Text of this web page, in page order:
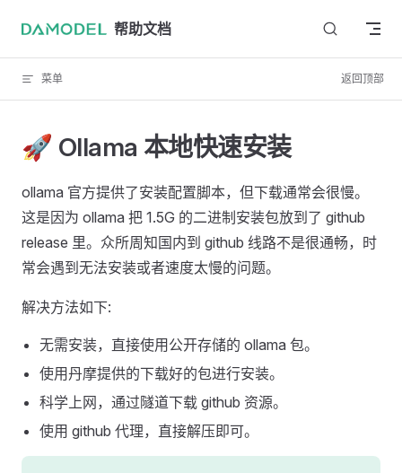
Skip to content 帮助文档
菜单 返回顶部
🚀 Ollama 本地快速安装
ollama 官方提供了安装配置脚本，但下载通常会很慢。
这是因为 ollama 把 1.5G 的二进制安装包放到了 github
release 里。众所周知国内到 github 线路不是很通畅，时
常会遇到无法安装或者速度太慢的问题。
解决方法如下:
无需安装，直接使用公开存储的 ollama 包。
使用丹摩提供的下载好的包进行安装。
科学上网，通过隧道下载 github 资源。
使用 github 代理，直接解压即可。